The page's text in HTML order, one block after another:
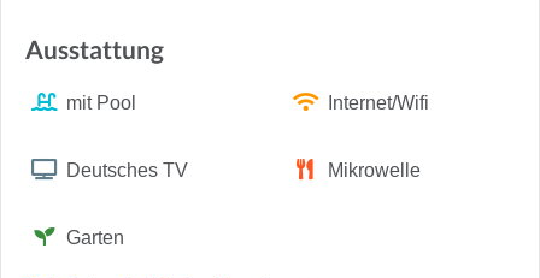
Ausstattung
mit Pool Internet/Wifi
Deutsches TV Mikrowelle
Garten